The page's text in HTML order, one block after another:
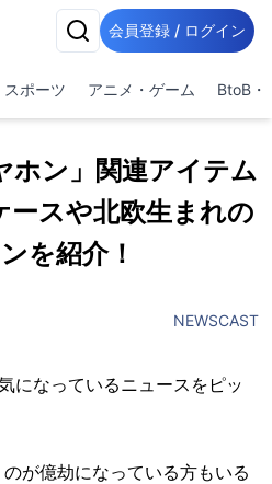
会員登録 / ログイン
スポーツ アニメ・ゲーム BtoB・
ホン」関連アイテム
スや北欧生まれの
を紹介！
NEWSCAST
になっているニュースをピッ
が億劫になっている方もいる